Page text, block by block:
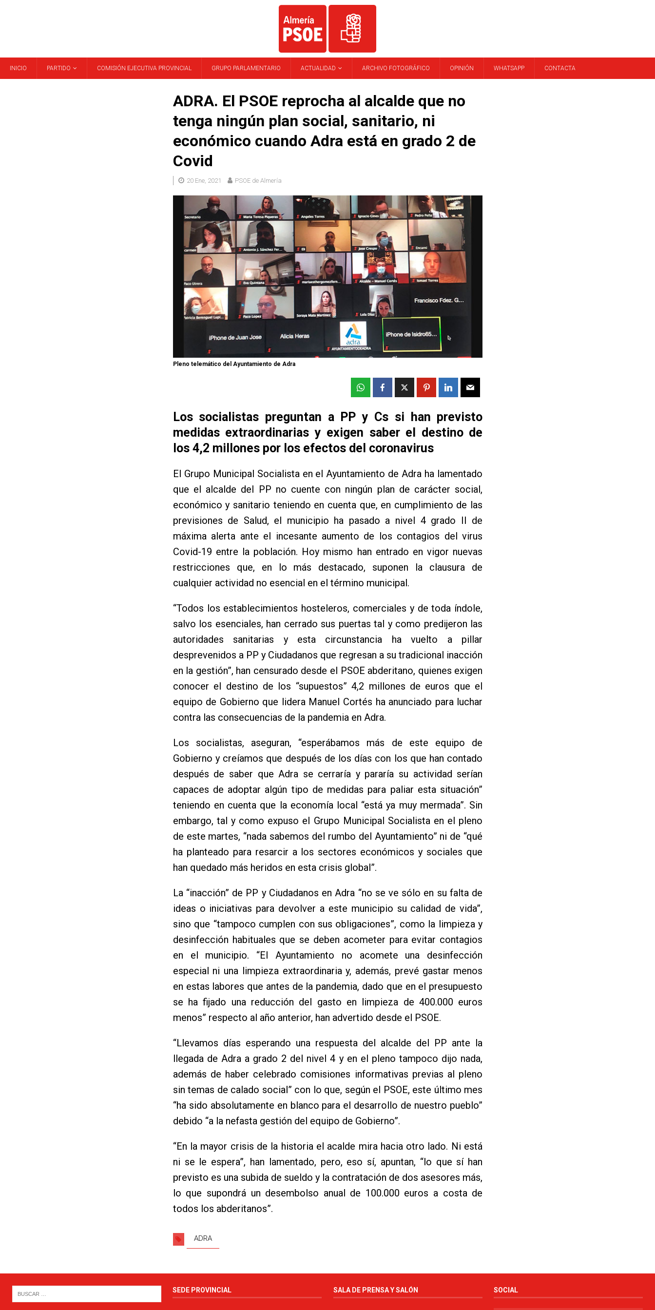
INICIO PARTIDO COMISIÓN EJECUTIVA PROVINCIAL GRUPO PARLAMENTARIO ACTUALIDAD ARCHIVO FOTOGRÁFICO OPINIÓN WHATSAPP CONTACTA
ADRA. El PSOE reprocha al alcalde que no
tenga ningún plan social, sanitario, ni
económico cuando Adra está en grado 2 de
Covid
20 Ene, 2021 PSOE de Almería
Pleno telemático del Ayuntamiento de Adra
Los socialistas preguntan a PP y Cs si han previsto
medidas extraordinarias y exigen saber el destino de
los 4,2 millones por los efectos del coronavirus
El Grupo Municipal Socialista en el Ayuntamiento de Adra ha lamentado
que el alcalde del PP no cuente con ningún plan de carácter social,
económico y sanitario teniendo en cuenta que, en cumplimiento de las
previsiones de Salud, el municipio ha pasado a nivel 4 grado II de
máxima alerta ante el incesante aumento de los contagios del virus
Covid-19 entre la población. Hoy mismo han entrado en vigor nuevas
restricciones que, en lo más destacado, suponen la clausura de
cualquier actividad no esencial en el término municipal.
“Todos los establecimientos hosteleros, comerciales y de toda índole,
salvo los esenciales, han cerrado sus puertas tal y como predijeron las
autoridades sanitarias y esta circunstancia ha vuelto a pillar
desprevenidos a PP y Ciudadanos que regresan a su tradicional inacción
en la gestión”, han censurado desde el PSOE abderitano, quienes exigen
conocer el destino de los “supuestos” 4,2 millones de euros que el
equipo de Gobierno que lidera Manuel Cortés ha anunciado para luchar
contra las consecuencias de la pandemia en Adra.
Los socialistas, aseguran, “esperábamos más de este equipo de
Gobierno y creíamos que después de los días con los que han contado
después de saber que Adra se cerraría y pararía su actividad serían
capaces de adoptar algún tipo de medidas para paliar esta situación”
teniendo en cuenta que la economía local “está ya muy mermada”. Sin
embargo, tal y como expuso el Grupo Municipal Socialista en el pleno
de este martes, “nada sabemos del rumbo del Ayuntamiento” ni de “qué
ha planteado para resarcir a los sectores económicos y sociales que
han quedado más heridos en esta crisis global”.
La “inacción” de PP y Ciudadanos en Adra “no se ve sólo en su falta de
ideas o iniciativas para devolver a este municipio su calidad de vida”,
sino que “tampoco cumplen con sus obligaciones”, como la limpieza y
desinfección habituales que se deben acometer para evitar contagios
en el municipio. “El Ayuntamiento no acomete una desinfección
especial ni una limpieza extraordinaria y, además, prevé gastar menos
en estas labores que antes de la pandemia, dado que en el presupuesto
se ha fijado una reducción del gasto en limpieza de 400.000 euros
menos” respecto al año anterior, han advertido desde el PSOE.
“Llevamos días esperando una respuesta del alcalde del PP ante la
llegada de Adra a grado 2 del nivel 4 y en el pleno tampoco dijo nada,
además de haber celebrado comisiones informativas previas al pleno
sin temas de calado social” con lo que, según el PSOE, este último mes
“ha sido absolutamente en blanco para el desarrollo de nuestro pueblo”
debido “a la nefasta gestión del equipo de Gobierno”.
“En la mayor crisis de la historia el acalde mira hacia otro lado. Ni está
ni se le espera”, han lamentado, pero, eso sí, apuntan, “lo que sí han
previsto es una subida de sueldo y la contratación de dos asesores más,
lo que supondrá un desembolso anual de 100.000 euros a costa de
todos los abderitanos”.
ADRA
SEDE PROVINCIAL SALA DE PRENSA Y SALÓN SOCIAL